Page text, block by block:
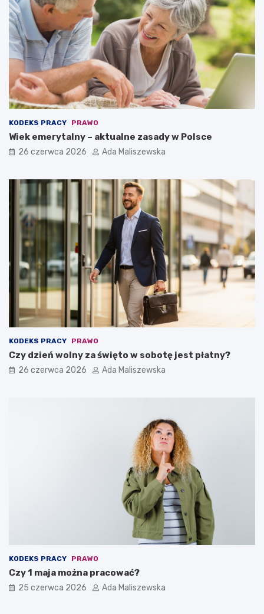
KODEKS PRACY PRAWO
Wiek emerytalny – aktualne zasady w Polsce
26 czerwca 2026 Ada Maliszewska
KODEKS PRACY PRAWO
Czy dzień wolny za święto w sobotę jest płatny?
26 czerwca 2026 Ada Maliszewska
KODEKS PRACY PRAWO
Czy 1 maja można pracować?
25 czerwca 2026 Ada Maliszewska